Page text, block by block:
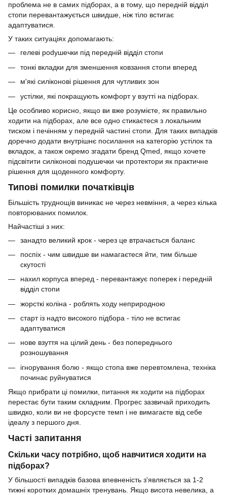
проблема не в самих підборах, а в тому, що передній відділ
стопи перевантажується швидше, ніж тіло встигає
адаптуватися.
У таких ситуаціях допомагають:
гелеві podушечки під передній відділ стопи
тонкі вкладки для зменшення ковзання стопи вперед
м'які силіконові рішення для чутливих зон
устілки, які покращують комфорт у взутті на підборах.
Це особливо корисно, якщо ви вже розумієте, як правильно
ходити на підборах, але все одно стикаєтеся з локальним
тиском і печінням у передній частині стопи. Для таких випадків
доречно додати внутрішнє посилання на категорію устілок та
вкладок, а також окремо згадати бренд Qmed, якщо хочете
підсвітити силіконові подушечки чи протектори як практичне
рішення для щоденного комфорту.
Типові помилки початківців
Більшість труднощів виникає не через невміння, а через кілька
повторюваних помилок.
Найчастіші з них:
занадто великий крок - через це втрачається баланс
поспіх - чим швидше ви намагаєтеся йти, тим більше
скутості
нахил корпуса вперед - перевантажує поперек і передній
відділ стопи
жорсткі коліна - роблять ходу неприродною
старт із надто високого підбора - тіло не встигає
адаптуватися
нове взуття на цілий день - без попереднього
розношування
ігнорування болю - якщо стопа вже перевтомлена, техніка
починає руйнуватися
Якщо прибрати ці помилки, питання як ходити на підборах
перестає бути таким складним. Прогрес зазвичай приходить
швидко, коли ви не форсуєте темп і не вимагаєте від себе
ідеалу з першого дня.
Часті запитання
Скільки часу потрібно, щоб навчитися ходити на
підборах?
У більшості випадків базова впевненість з'являється за 1-2
тижні коротких домашніх тренувань. Якщо висота невелика, а